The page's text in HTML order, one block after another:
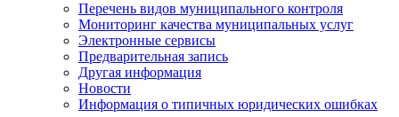
Перечень видов муниципального контроля
Мониторинг качества муниципальных услуг
Электронные сервисы
Предварительная запись
Другая информация
Новости
Информация о типичных юридических ошибках